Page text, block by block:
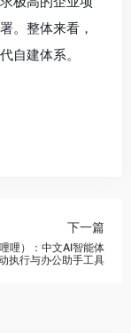
。整体来看，
自建体系。
下一篇
哩）：中文AI智能体
执行与办公助手工具